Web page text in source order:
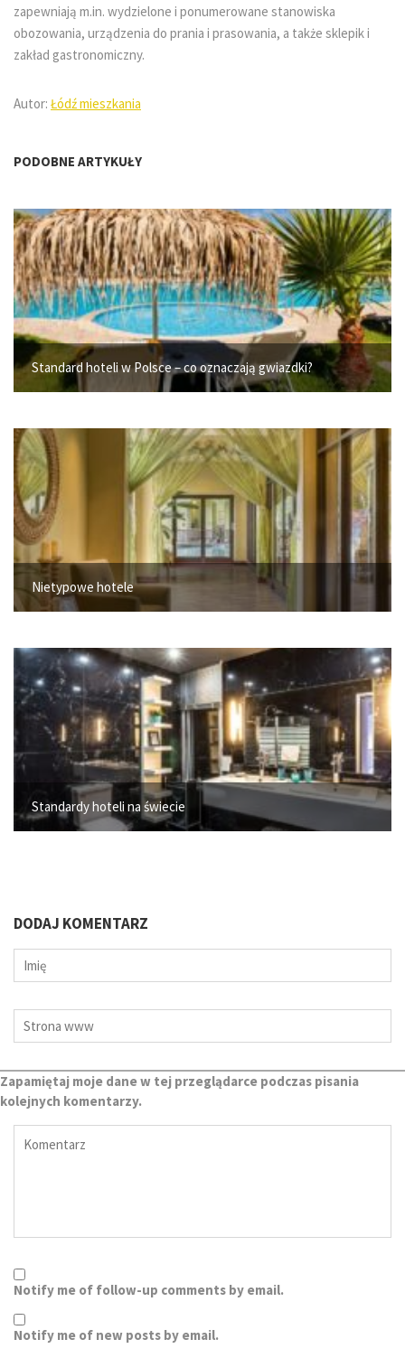
zapewniają m.in. wydzielone i ponumerowane stanowiska
obozowania, urządzenia do prania i prasowania, a także sklepik i
zakład gastronomiczny.
Autor: Łódź mieszkania
PODOBNE ARTYKUŁY
Standard hoteli w Polsce – co oznaczają gwiazdki?
Nietypowe hotele
Standardy hoteli na świecie
DODAJ KOMENTARZ
Zapamiętaj moje dane w tej przeglądarce podczas pisania
kolejnych komentarzy.
Notify me of follow-up comments by email.
Notify me of new posts by email.